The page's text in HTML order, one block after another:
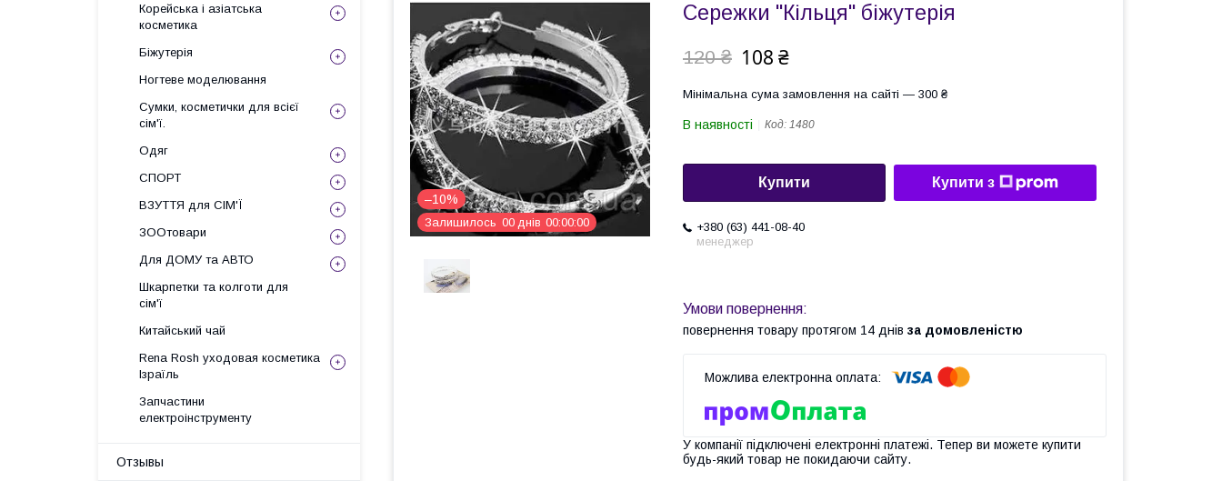
–10%
Залишилось 00 днів 00 00 00
Сережки "Кільця" біжутерія
120 ₴ 108 ₴
Мінімальна сума замовлення на сайті — 300 ₴
В наявності Код: 1480
Купити Купити з
+380 (63) 441-08-40
менеджер
повернення товару протягом 14 днів за домовленістю
У компанії підключені електронні платежі. Тепер ви можете купити
будь-який товар не покидаючи сайту.
Корейська і азіатська
косметика
Біжутерія
Ногтеве моделювання
Сумки, косметички для всієї
сім'ї.
Одяг
СПОРТ
ВЗУТТЯ для СІМ'Ї
ЗООтовари
Для ДОМУ та АВТО
Шкарпетки та колготи для
сім'ї
Китайський чай
Rena Rosh уходовая косметика
Ізраїль
Запчастини
електроінструменту
Отзывы